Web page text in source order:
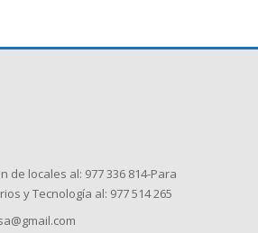
de locales al: 977 336 814-Para
y Tecnología al: 977 514 265